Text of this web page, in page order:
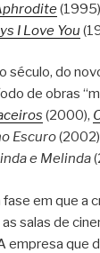
I Love You
século, do
de obras
(2000),
Escuro
e Melinda
fase em que a
salas de
empresa que